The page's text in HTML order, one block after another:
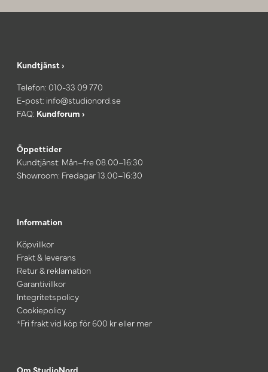
Kundtjänst ›
Telefon: 010-33 09 770
E-post: info@studionord.se
FAQ: Kundforum ›
Öppettider
Kundtjänst: Mån–fre 08.00–16:30
Showroom: Fredagar 13.00–16:30
Information
Köpvillkor
Frakt & leverans
Retur & reklamation
Garantivillkor
Integritetspolicy
Cookiepolicy
*Fri frakt vid köp för 600 kr eller mer
Om StudioNord